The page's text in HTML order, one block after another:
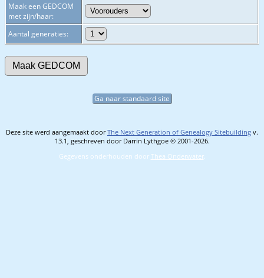
Maak een GEDCOM
met zijn/haar:
Aantal generaties:
Ga naar standaard site
Deze site werd aangemaakt doorThe Next Generation of Genealogy Sitebuilding v.
13.1, geschreven door Darrin Lythgoe © 2001-2026.
Gegevens onderhouden door Thea Onderwater.